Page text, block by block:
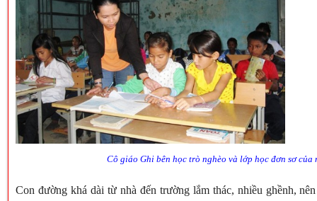
Cô giáo Ghi bên học trò nghèo và lớp học đơn sơ của
Con đường khá dài từ nhà đến trường lắm thác, nhiều ghềnh,